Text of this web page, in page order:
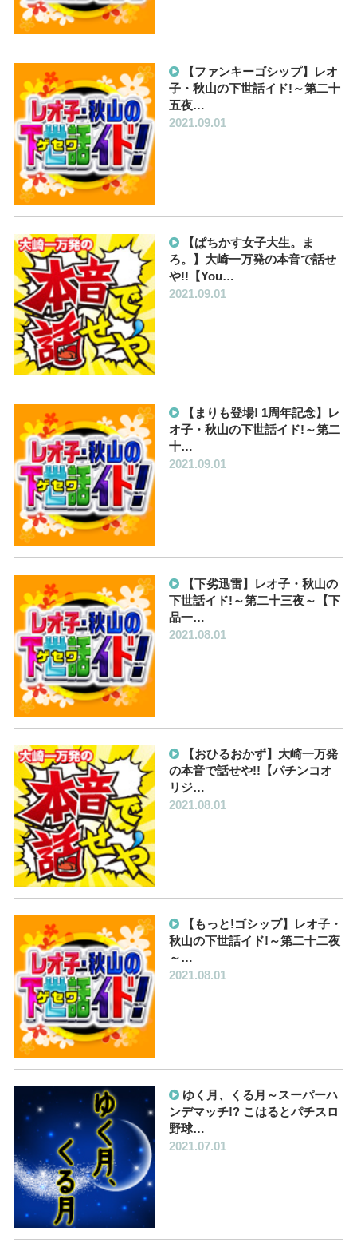
【ファンキーゴシップ】レオ
子・秋山の下世話イド!～第二十
五夜…
2021.09.01
【ぱちかす女子大生。ま
ろ。】大崎一万発の本音で話せ
や!!【You…
2021.09.01
【まりも登場! 1周年記念】レ
オ子・秋山の下世話イド!～第二
十…
2021.09.01
【下劣迅雷】レオ子・秋山の
下世話イド!～第二十三夜～【下
品一…
2021.08.01
【おひるおかず】大崎一万発
の本音で話せや!!【パチンコオ
リジ…
2021.08.01
【もっと!ゴシップ】レオ子・
秋山の下世話イド!～第二十二夜
～…
2021.08.01
ゆく月、くる月～スーパーハ
ンデマッチ!? こはるとパチスロ
野球…
2021.07.01